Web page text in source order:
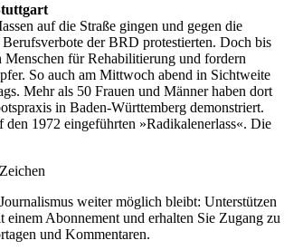
auf die Straße gingen und gegen die
der BRD protestierten. Doch bis
Menschen für Rehabilitierung und fordern
So auch am Mittwoch abend in Sichtweite
Mehr als 50 Frauen und Männer haben dort
in Baden-Württemberg demonstriert.
den 1972 eingeführten »Radikalenerlass«. Die
weiter möglich bleibt: Unterstützen
einem Abonnement und erhalten Sie Zugang zu
und Kommentaren.